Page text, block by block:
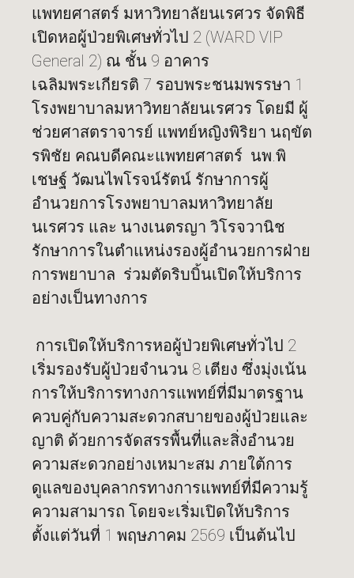
แพทยศาสตร์ มหาวิทยาลัยนเรศวร จัดพิธี
เปิดหอผู้ป่วยพิเศษทั่วไป 2 (WARD VIP
General 2) ณ ชั้น 9 อาคาร
เฉลิมพระเกียรติ 7 รอบพระชนมพรรษา 1
โรงพยาบาลมหาวิทยาลัยนเรศวร โดยมี ผู้
ช่วยศาสตราจารย์ แพทย์หญิงพิริยา นฤขัต
รพิชัย คณบดีคณะแพทยศาสตร์ นพ.พิ
เชษฐ์ วัฒนไพโรจน์รัตน์ รักษาการผู้
อำนวยการโรงพยาบาลมหาวิทยาลัย
นเรศวร และ นางเนตรญา วิโรจวานิช
รักษาการในตำแหน่งรองผู้อำนวยการฝ่าย
การพยาบาล ร่วมตัดริบบิ้นเปิดให้บริการ
อย่างเป็นทางการ
การเปิดให้บริการหอผู้ป่วยพิเศษทั่วไป 2
เริ่มรองรับผู้ป่วยจำนวน 8 เตียง ซึ่งมุ่งเน้น
การให้บริการทางการแพทย์ที่มีมาตรฐาน
ควบคู่กับความสะดวกสบายของผู้ป่วยและ
ญาติ ด้วยการจัดสรรพื้นที่และสิ่งอำนวย
ความสะดวกอย่างเหมาะสม ภายใต้การ
ดูแลของบุคลากรทางการแพทย์ที่มีความรู้
ความสามารถ โดยจะเริ่มเปิดให้บริการ
ตั้งแต่วันที่ 1 พฤษภาคม 2569 เป็นต้นไป